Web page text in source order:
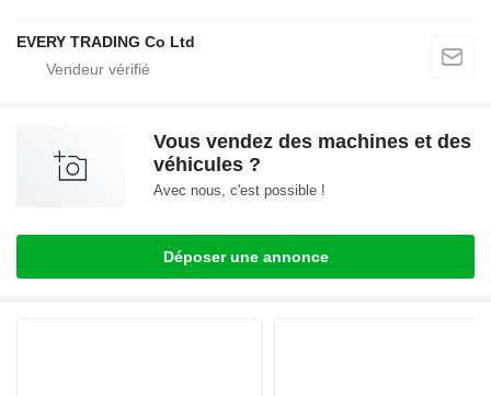
EVERY TRADING Co Ltd
Vous vendez des machines et des
véhicules ?
Avec nous, c'est possible !
Déposer une annonce